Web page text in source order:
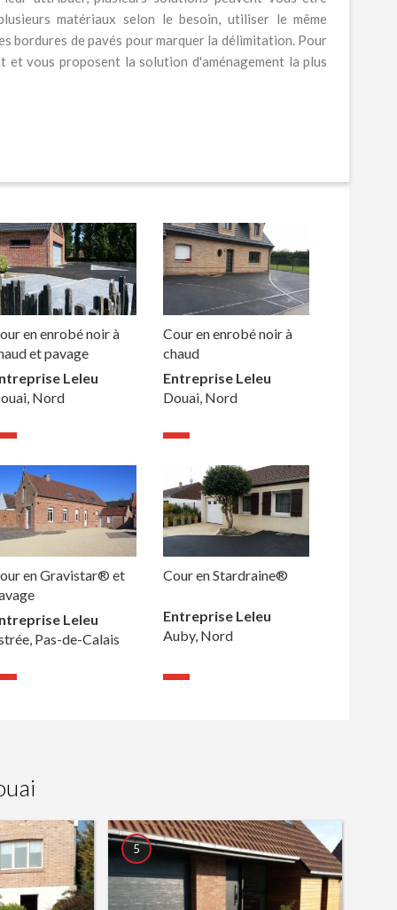
matériaux selon le besoin, utiliser le même
bordures de pavés pour marquer la délimitation. Pour
vous proposent la solution d'aménagement la plus
en enrobé noir à
et pavage
Leleu
Nord
Cour en enrobé noir à
chaud
Entreprise Leleu
Douai, Nord
en Gravistar® et
Leleu
Pas-de-Calais
Cour en Stardraine®
Entreprise Leleu
Auby, Nord
5